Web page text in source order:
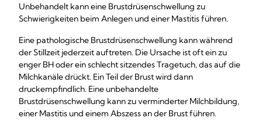
Unbehandelt kann eine Brustdrüsenschwellung zu
Schwierigkeiten beim Anlegen und einer Mastitis führen.
Eine pathologische Brustdrüsenschwellung kann während
der Stillzeit jederzeit auftreten. Die Ursache ist oft ein zu
enger BH oder ein schlecht sitzendes Tragetuch, das auf die
Milchkanäle drückt. Ein Teil der Brust wird dann
druckempfindlich. Eine unbehandelte
Brustdrüsenschwellung kann zu verminderter Milchbildung,
einer Mastitis und einem Abszess an der Brust führen.